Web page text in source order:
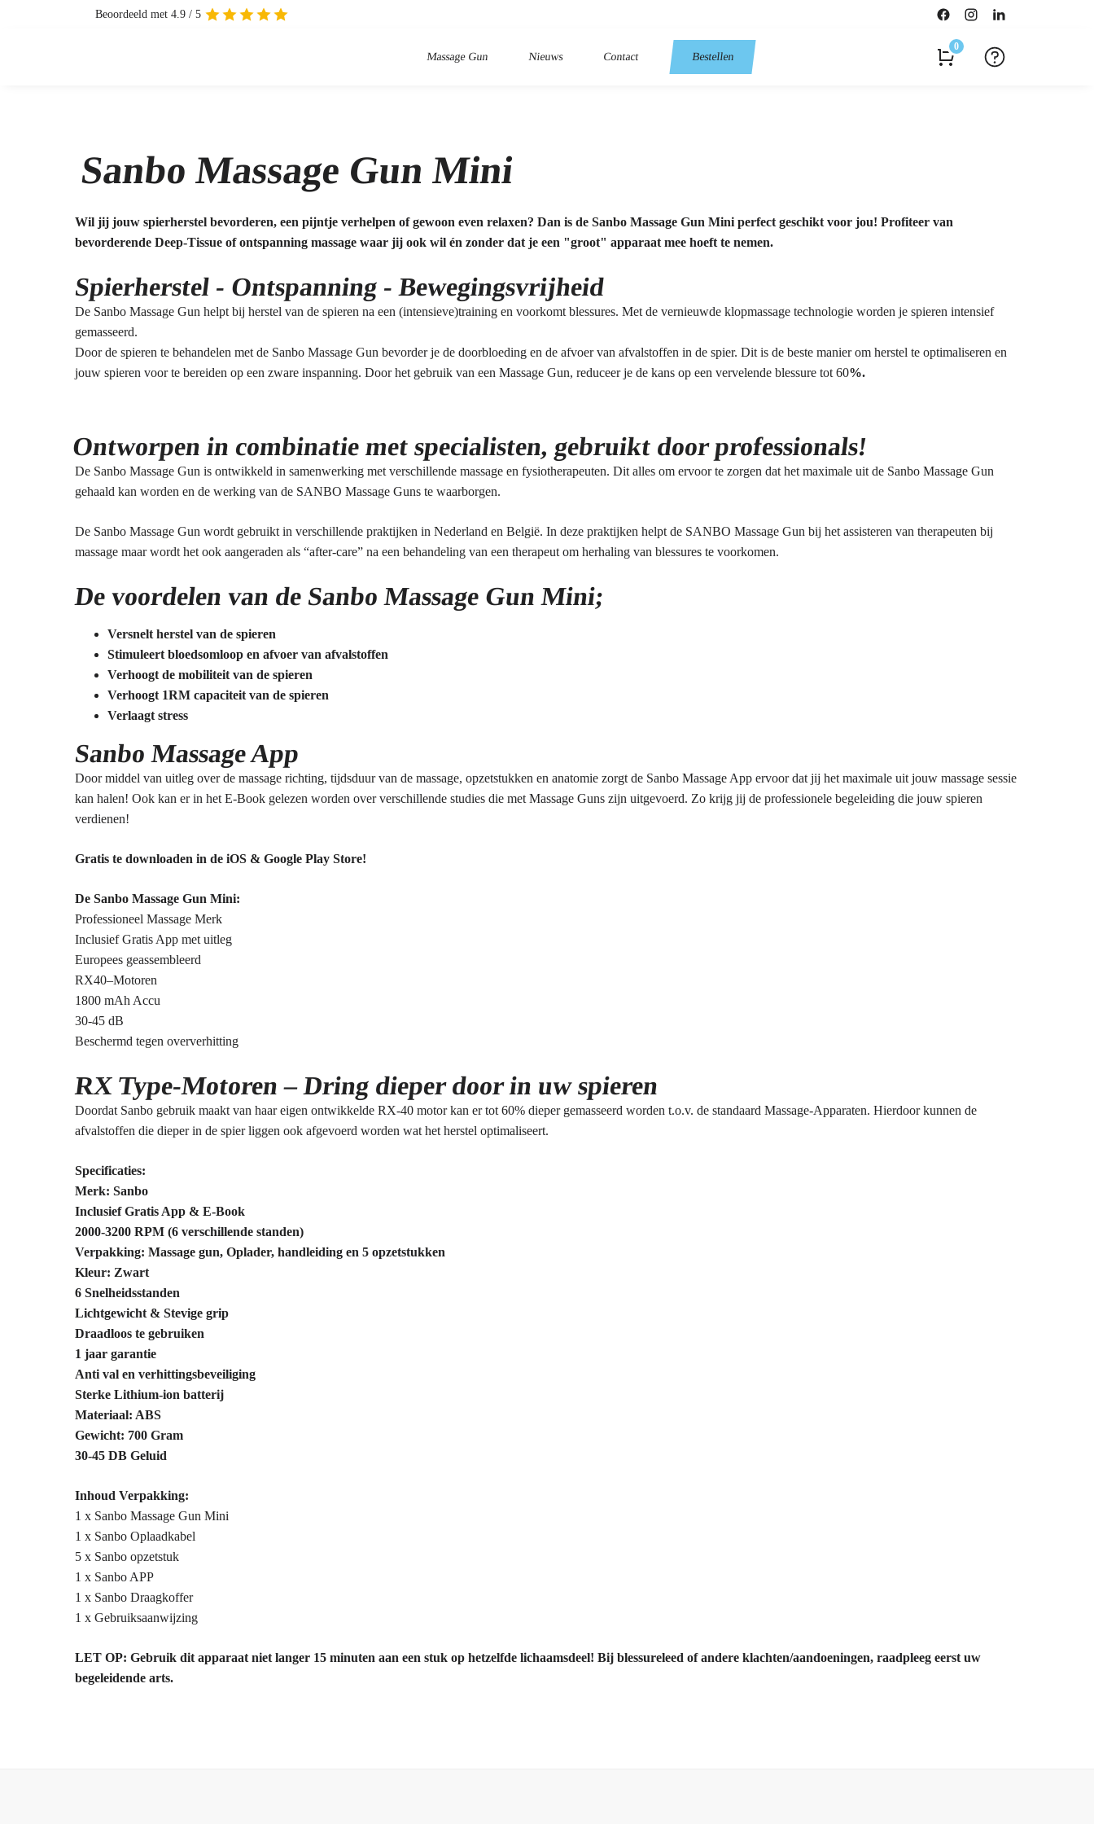
Beoordeeld met 4.9 / 5
Massage Gun Nieuws Contact Bestellen
0
Sanbo Massage Gun Mini
Wil jij jouw spierherstel bevorderen, een pijntje verhelpen of gewoon even relaxen? Dan is de Sanbo Massage Gun Mini perfect geschikt voor jou! Profiteer van
bevorderende Deep-Tissue of ontspanning massage waar jij ook wil én zonder dat je een "groot" apparaat mee hoeft te nemen.
Spierherstel - Ontspanning - Bewegingsvrijheid
De Sanbo Massage Gun helpt bij herstel van de spieren na een (intensieve)training en voorkomt blessures. Met de vernieuwde klopmassage technologie worden je spieren intensief
gemasseerd.
Door de spieren te behandelen met de Sanbo Massage Gun bevorder je de doorbloeding en de afvoer van afvalstoffen in de spier. Dit is de beste manier om herstel te optimaliseren en
jouw spieren voor te bereiden op een zware inspanning. Door het gebruik van een Massage Gun, reduceer je de kans op een vervelende blessure tot 60%.
Ontworpen in combinatie met specialisten, gebruikt door professionals!
De Sanbo Massage Gun is ontwikkeld in samenwerking met verschillende massage en fysiotherapeuten. Dit alles om ervoor te zorgen dat het maximale uit de Sanbo Massage Gun
gehaald kan worden en de werking van de SANBO Massage Guns te waarborgen.
De Sanbo Massage Gun wordt gebruikt in verschillende praktijken in Nederland en België. In deze praktijken helpt de SANBO Massage Gun bij het assisteren van therapeuten bij
massage maar wordt het ook aangeraden als “after-care” na een behandeling van een therapeut om herhaling van blessures te voorkomen.
De voordelen van de Sanbo Massage Gun Mini;
Versnelt herstel van de spieren
Stimuleert bloedsomloop en afvoer van afvalstoffen
Verhoogt de mobiliteit van de spieren
Verhoogt 1RM capaciteit van de spieren
Verlaagt stress
Sanbo Massage App
Door middel van uitleg over de massage richting, tijdsduur van de massage, opzetstukken en anatomie zorgt de Sanbo Massage App ervoor dat jij het maximale uit jouw massage sessie
kan halen! Ook kan er in het E-Book gelezen worden over verschillende studies die met Massage Guns zijn uitgevoerd. Zo krijg jij de professionele begeleiding die jouw spieren
verdienen!
Gratis te downloaden in de iOS & Google Play Store!
De Sanbo Massage Gun Mini:
Professioneel Massage Merk
Inclusief Gratis App met uitleg
Europees geassembleerd
RX40–Motoren
1800 mAh Accu
30-45 dB
Beschermd tegen oververhitting
RX Type-Motoren – Dring dieper door in uw spieren
Doordat Sanbo gebruik maakt van haar eigen ontwikkelde RX-40 motor kan er tot 60% dieper gemasseerd worden t.o.v. de standaard Massage-Apparaten. Hierdoor kunnen de
afvalstoffen die dieper in de spier liggen ook afgevoerd worden wat het herstel optimaliseert.
Specificaties:
Merk: Sanbo
Inclusief Gratis App & E-Book
2000-3200 RPM (6 verschillende standen)
Verpakking: Massage gun, Oplader, handleiding en 5 opzetstukken
Kleur: Zwart
6 Snelheidsstanden
Lichtgewicht & Stevige grip
Draadloos te gebruiken
1 jaar garantie
Anti val en verhittingsbeveiliging
Sterke Lithium-ion batterij
Materiaal: ABS
Gewicht: 700 Gram
30-45 DB Geluid
Inhoud Verpakking:
1 x Sanbo Massage Gun Mini
1 x Sanbo Oplaadkabel
5 x Sanbo opzetstuk
1 x Sanbo APP
1 x Sanbo Draagkoffer
1 x Gebruiksaanwijzing
LET OP: Gebruik dit apparaat niet langer 15 minuten aan een stuk op hetzelfde lichaamsdeel! Bij blessureleed of andere klachten/aandoeningen, raadpleeg eerst uw
begeleidende arts.